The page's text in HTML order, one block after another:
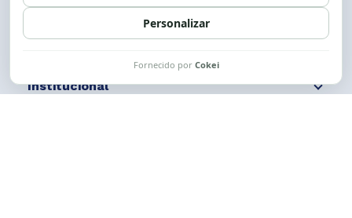
Siga nossas redes Fale conosco
Institucional